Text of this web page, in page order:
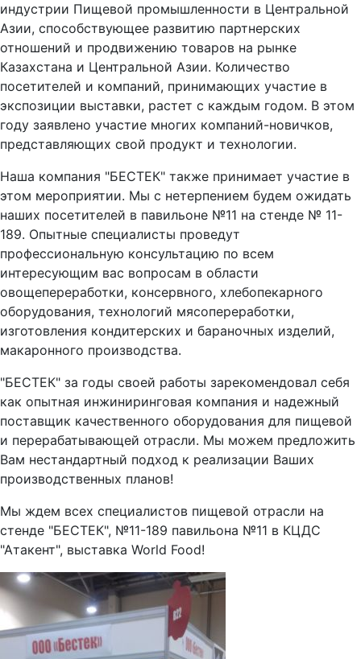
индустрии Пищевой промышленности в Центральной
Азии, способствующее развитию партнерских
отношений и продвижению товаров на рынке
Казахстана и Центральной Азии. Количество
посетителей и компаний, принимающих участие в
экспозиции выставки, растет с каждым годом. В этом
году заявлено участие многих компаний-новичков,
представляющих свой продукт и технологии.
Наша компания "БЕСТЕК" также принимает участие в
этом мероприятии. Мы с нетерпением будем ожидать
наших посетителей в павильоне №11 на стенде № 11-
189. Опытные специалисты проведут
профессиональную консультацию по всем
интересующим вас вопросам в области
овощепереработки, консервного, хлебопекарного
оборудования, технологий мясопереработки,
изготовления кондитерских и бараночных изделий,
макаронного производства.
"БЕСТЕК" за годы своей работы зарекомендовал себя
как опытная инжиниринговая компания и надежный
поставщик качественного оборудования для пищевой
и перерабатывающей отрасли. Мы можем предложить
Вам нестандартный подход к реализации Ваших
производственных планов!
Мы ждем всех специалистов пищевой отрасли на
стенде "БЕСТЕК", №11-189 павильона №11 в КЦДС
"Атакент", выставка World Food!